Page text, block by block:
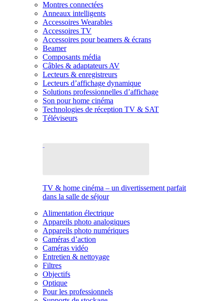
Montres connectées
Anneaux intelligents
Accessoires Wearables
Accessoires TV
Accessoires pour beamers & écrans
Beamer
Composants média
Câbles & adaptateurs AV
Lecteurs & enregistreurs
Lecteurs d’affichage dynamique
Solutions professionnelles d’affichage
Son pour home cinéma
Technologies de réception TV & SAT
Téléviseurs
TV & home cinéma – un divertissement parfait
dans la salle de séjour
Alimentation électrique
Appareils photo analogiques
Appareils photo numériques
Caméras d’action
Caméras vidéo
Entretien & nettoyage
Filtres
Objectifs
Optique
Pour les professionnels